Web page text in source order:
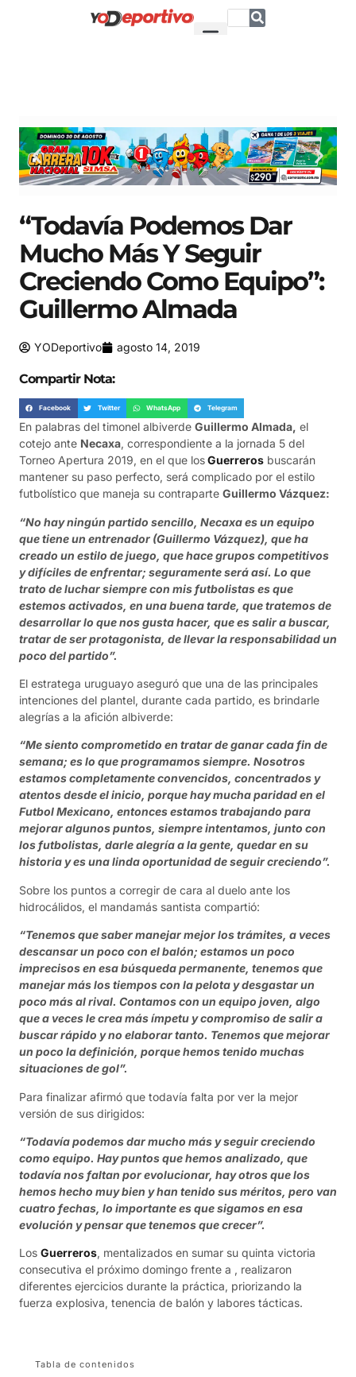
“Todavía Podemos Dar
Mucho Más Y Seguir
Creciendo Como Equipo”:
Guillermo Almada
YODeportivo agosto 14, 2019
Compartir Nota:
Facebook Twitter WhatsApp Telegram
En palabras del timonel albiverde Guillermo Almada, el
cotejo ante Necaxa, correspondiente a la jornada 5 del
Torneo Apertura 2019, en el que losGuerreros buscarán
mantener su paso perfecto, será complicado por el estilo
futbolístico que maneja su contraparte Guillermo Vázquez:
“No hay ningún partido sencillo, Necaxa es un equipo
que tiene un entrenador (Guillermo Vázquez), que ha
creado un estilo de juego, que hace grupos competitivos
y difíciles de enfrentar; seguramente será así. Lo que
trato de luchar siempre con mis futbolistas es que
estemos activados, en una buena tarde, que tratemos de
desarrollar lo que nos gusta hacer, que es salir a buscar,
tratar de ser protagonista, de llevar la responsabilidad un
poco del partido”.
El estratega uruguayo aseguró que una de las principales
intenciones del plantel, durante cada partido, es brindarle
alegrías a la afición albiverde:
“Me siento comprometido en tratar de ganar cada fin de
semana; es lo que programamos siempre. Nosotros
estamos completamente convencidos, concentrados y
atentos desde el inicio, porque hay mucha paridad en el
Futbol Mexicano, entonces estamos trabajando para
mejorar algunos puntos, siempre intentamos, junto con
los futbolistas, darle alegría a la gente, quedar en su
historia y es una linda oportunidad de seguir creciendo”.
Sobre los puntos a corregir de cara al duelo ante los
hidrocálidos, el mandamás santista compartió:
“Tenemos que saber manejar mejor los trámites, a veces
descansar un poco con el balón; estamos un poco
imprecisos en esa búsqueda permanente, tenemos que
manejar más los tiempos con la pelota y desgastar un
poco más al rival. Contamos con un equipo joven, algo
que a veces le crea más ímpetu y compromiso de salir a
buscar rápido y no elaborar tanto. Tenemos que mejorar
un poco la definición, porque hemos tenido muchas
situaciones de gol”.
Para finalizar afirmó que todavía falta por ver la mejor
versión de sus dirigidos:
“Todavía podemos dar mucho más y seguir creciendo
como equipo. Hay puntos que hemos analizado, que
todavía nos faltan por evolucionar, hay otros que los
hemos hecho muy bien y han tenido sus méritos, pero van
cuatro fechas, lo importante es que sigamos en esa
evolución y pensar que tenemos que crecer”.
Los Guerreros, mentalizados en sumar su quinta victoria
consecutiva el próximo domingo frente a , realizaron
diferentes ejercicios durante la práctica, priorizando la
fuerza explosiva, tenencia de balón y labores tácticas.
Tabla de contenidos